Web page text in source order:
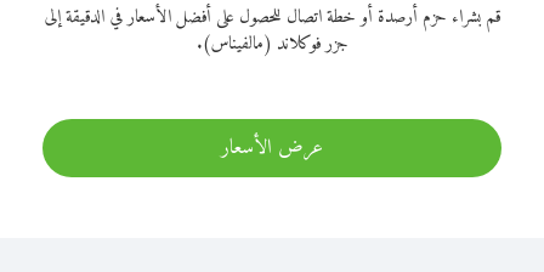
قم بشراء حزم أرصدة أو خطة اتصال للحصول على أفضل الأسعار في الدقيقة إلى
جزر فوكلاند (مالفيناس).
عرض الأسعار